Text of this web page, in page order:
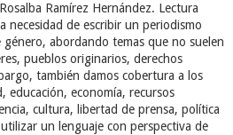
Ramírez Hernández. Lectura
necesidad de escribir un periodismo
abordando temas que no suelen
pueblos originarios, derechos
también damos cobertura a los
educación, economía, recursos
cultura, libertad de prensa, política
un lenguaje con perspectiva de